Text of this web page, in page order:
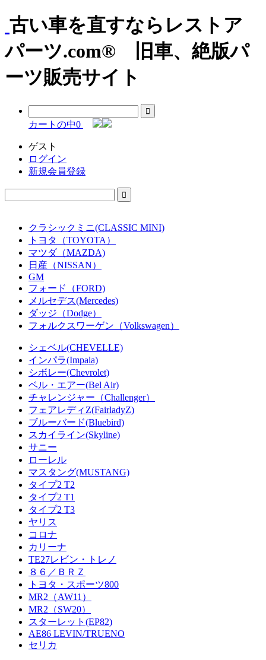
古い車を直すならレストア
パーツ.com® 旧車、絶版パ
ーツ販売サイト
カートの中0
ゲスト
ログイン
新規会員登録
クラシックミニ(CLASSIC MINI)
トヨタ（TOYOTA）
マツダ（MAZDA)
日産（NISSAN）
GM
フォード（FORD)
メルセデス(Mercedes)
ダッジ（Dodge）
フォルクスワーゲン（Volkswagen）
シェベル(CHEVELLE)
インパラ(Impala)
シボレー(Chevrolet)
ベル・エアー(Bel Air)
チャレンジャー（Challenger）
フェアレディZ(FairladyZ)
ブルーバード(Bluebird)
スカイライン(Skyline)
サニー
ローレル
マスタング(MUSTANG)
タイプ2 T2
タイプ2 T1
タイプ2 T3
ヤリス
コロナ
カリーナ
TE27レビン・トレノ
８６／ＢＲＺ
トヨタ・スポーツ800
MR2（AW11）
MR2（SW20）
スターレット(EP82)
AE86 LEVIN/TRUENO
セリカ